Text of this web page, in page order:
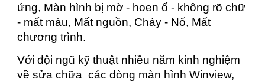
ứng, Màn hình bị mờ - hoen ố - không rõ chữ
- mất màu, Mất nguồn, Cháy - Nổ, Mất
chương trình.
Với đội ngũ kỹ thuật nhiều năm kinh nghiệm
về sửa chữa các dòng màn hình Winview,